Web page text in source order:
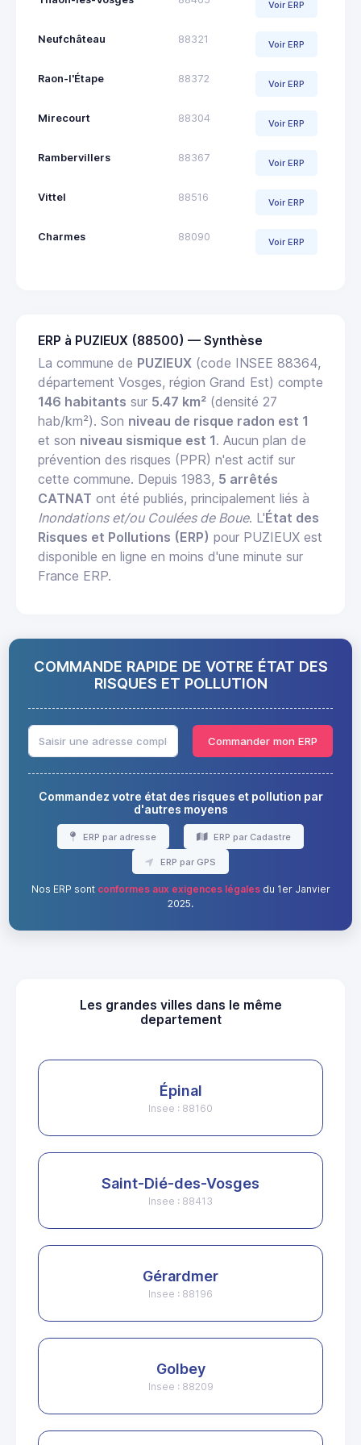
Voir ERP
Neufchâteau 88321 Voir ERP
Raon-l'Étape 88372 Voir ERP
Mirecourt 88304 Voir ERP
Rambervillers 88367 Voir ERP
Vittel 88516 Voir ERP
Charmes 88090 Voir ERP
ERP à PUZIEUX (88500) — Synthèse
La commune de PUZIEUX (code INSEE 88364,
département Vosges, région Grand Est) compte
146 habitants sur 5.47 km² (densité 27
hab/km²). Son niveau de risque radon est 1
et son niveau sismique est 1. Aucun plan de
prévention des risques (PPR) n'est actif sur
cette commune. Depuis 1983, 5 arrêtés
CATNAT ont été publiés, principalement liés à
Inondations et/ou Coulées de Boue. L'État des
Risques et Pollutions (ERP) pour PUZIEUX est
disponible en ligne en moins d'une minute sur
France ERP.
COMMANDE RAPIDE DE VOTRE ÉTAT DES
RISQUES ET POLLUTION
Commander mon ERP
Commandez votre état des risques et pollution par
d'autres moyens
ERP par adresse ERP par Cadastre
ERP par GPS
Nos ERP sont conformes aux exigences légalesdu 1er Janvier
2025.
Les grandes villes dans le même
departement
Épinal
Insee : 88160
Saint-Dié-des-Vosges
Insee : 88413
Gérardmer
Insee : 88196
Golbey
Insee : 88209